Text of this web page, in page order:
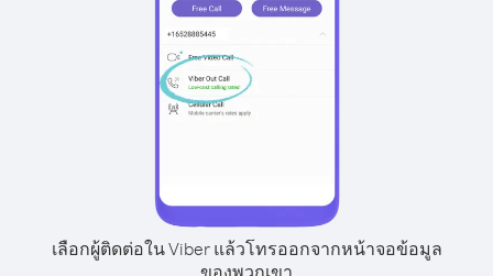
เลือกผู้ติดต่อใน Viber แล้วโทรออกจากหน้าจอข้อมูล
ของพวกเขา